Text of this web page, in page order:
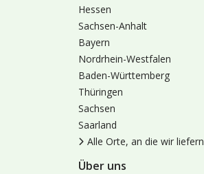
Hessen
Sachsen-Anhalt
Bayern
Nordrhein-Westfalen
Baden-Württemberg
Thüringen
Sachsen
Saarland
Alle Orte, an die wir liefern
Über uns